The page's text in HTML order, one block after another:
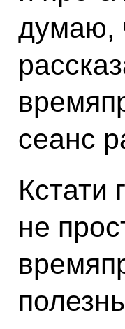
думаю,
сеанс
Кстати
не